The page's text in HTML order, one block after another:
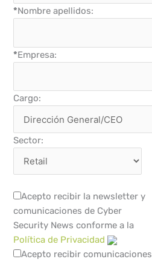
*Nombre apellidos:
*Empresa:
Cargo:
Sector:
Acepto recibir la newsletter y
comunicaciones de Cyber
Security News conforme a la
Política de Privacidad
Acepto recibir comunicaciones